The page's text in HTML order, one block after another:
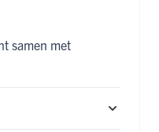
samen met